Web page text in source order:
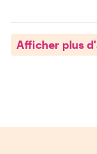
Afficher plus